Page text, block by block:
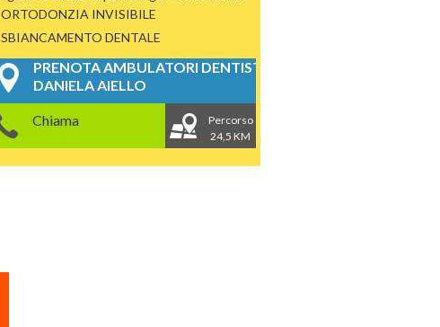
ORTODONZIA INVISIBILE
SBIANCAMENTO DENTALE
PRENOTA AMBULATORI DENTISTICI
DANIELA AIELLO
Chiama
Percorso
24,5 KM